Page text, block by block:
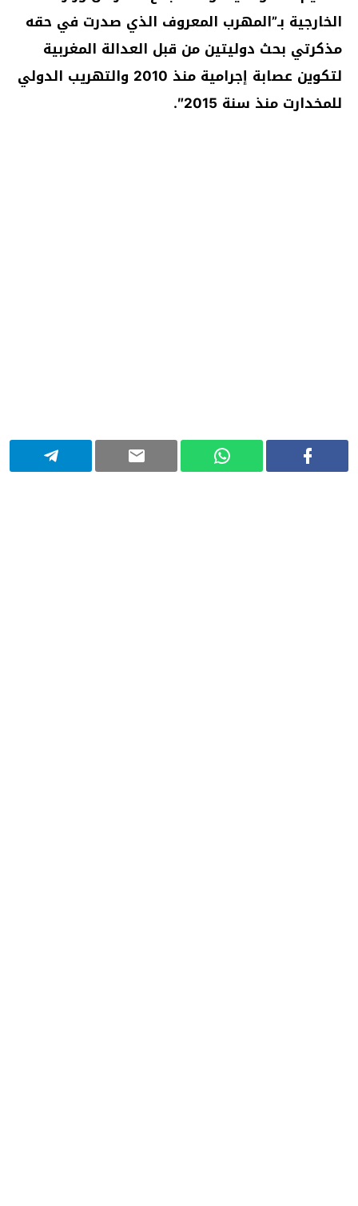
الخارجية بـ”المهرب المعروف الذي صدرت في حقه
مذكرتي بحث دوليتين من قبل العدالة المغربية
لتكوين عصابة إجرامية منذ 2010 والتهريب الدولي
للمخدارت منذ سنة 2015″.